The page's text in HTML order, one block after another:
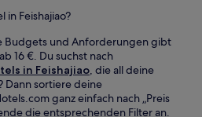
in Feishajiao?
Budgets und Anforderungen gibt
16 €. Du suchst nach
in Feishajiao, die all deine
Dann sortiere deine
ganz einfach nach „Preis
die entsprechenden Filter an.